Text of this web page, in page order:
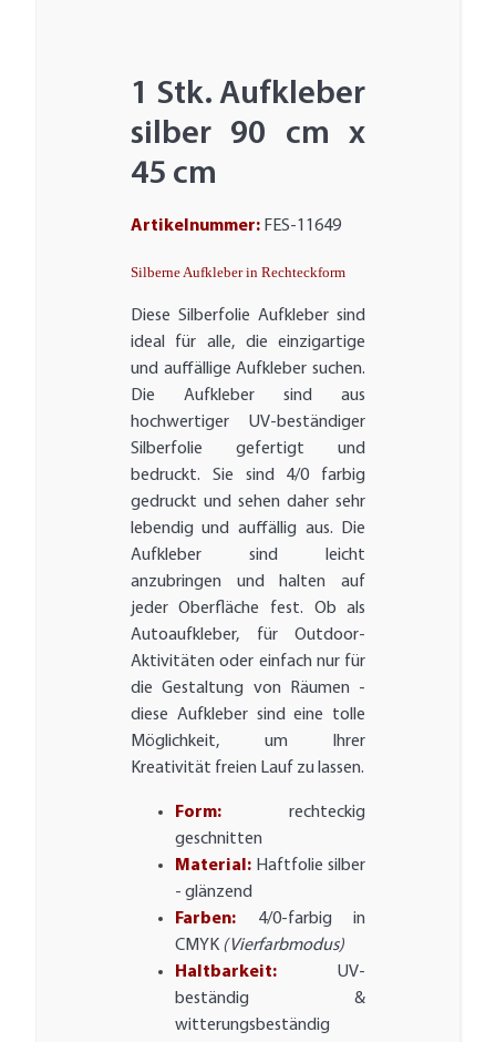
1 Stk. Aufkleber
silber 90 cm x
45 cm
Artikelnummer: FES-11649
Silberne Aufkleber in Rechteckform
Diese Silberfolie Aufkleber sind
ideal für alle, die einzigartige
und auffällige Aufkleber suchen.
Die Aufkleber sind aus
hochwertiger UV-beständiger
Silberfolie gefertigt und
bedruckt. Sie sind 4/0 farbig
gedruckt und sehen daher sehr
lebendig und auffällig aus. Die
Aufkleber sind leicht
anzubringen und halten auf
jeder Oberfläche fest. Ob als
Autoaufkleber, für Outdoor-
Aktivitäten oder einfach nur für
die Gestaltung von Räumen -
diese Aufkleber sind eine tolle
Möglichkeit, um Ihrer
Kreativität freien Lauf zu lassen.
Form:rechteckig
geschnitten
Material:Haftfolie silber
- glänzend
Farben:4/0-farbig in
CMYK (Vierfarbmodus)
Haltbarkeit:UV-
beständig &
witterungsbeständig